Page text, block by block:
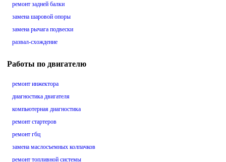
ремонт задней балки
замена шаровой опоры
замена рычага подвески
развал-схождение
Работы по двигателю
ремонт инжектора
диагностика двигателя
компьютерная диагностика
ремонт стартеров
ремонт гбц
замена маслосъемных колпачков
ремонт топливной системы